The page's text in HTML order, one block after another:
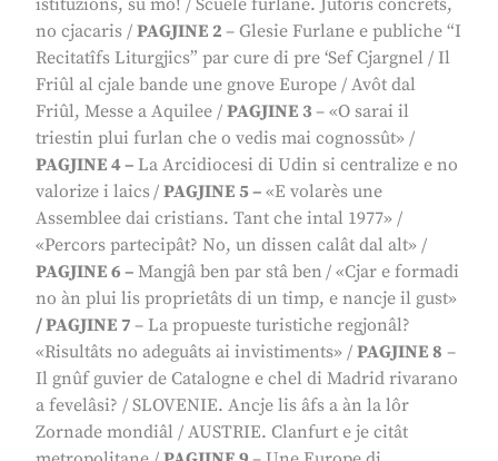
istituzions, sù mo! / Scuele furlane. Jutoris concrets,
no cjacaris / PAGJINE 2 – Glesie Furlane e publiche “I
Recitatîfs Liturgjics” par cure di pre ‘Sef Cjargnel / Il
Friûl al cjale bande une gnove Europe / Avôt dal
Friûl, Messe a Aquilee / PAGJINE 3 – «O sarai il
triestin plui furlan che o vedis mai cognossût» /
PAGJINE 4 – La Arcidiocesi di Udin si centralize e no
valorize i laics/ PAGJINE 5 – «E volarès une
Assemblee dai cristians. Tant che intal 1977» /
«Percors partecipât? No, un dissen calât dal alt» /
PAGJINE 6 – Mangjâ ben par stâ ben / «Cjar e formadi
no àn plui lis proprietâts di un timp, e nancje il gust»
/PAGJINE 7 – La propueste turistiche regjonâl?
«Risultâts no adeguâts ai invistiments» / PAGJINE 8 –
Il gnûf guvier de Catalogne e chel di Madrid rivarano
a fevelâsi? / SLOVENIE. Ancje lis âfs a àn la lôr
Zornade mondiâl / AUSTRIE. Clanfurt e je citât